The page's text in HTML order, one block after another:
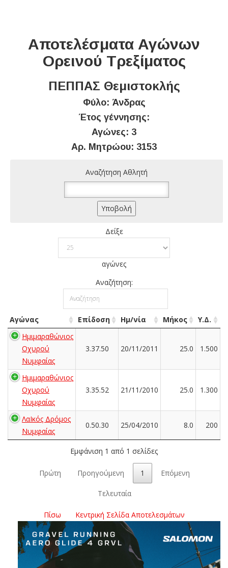
Αποτελέσματα Αγώνων
Ορεινού Τρεξίματος
ΠΕΠΠΑΣ Θεμιστοκλής
Φύλο: Άνδρας
Έτος γέννησης:
Αγώνες: 3
Αρ. Μητρώου: 3153
Αναζήτηση Αθλητή
Δείξε
αγώνες
Αναζήτηση:
Αγώνας Επίδοση Ημ/νία Μήκος
Υ.Δ.
Ημιμαραθώνιος
Οχυρού
Νυμφαίας
3.37.50 20/11/2011 25.0 1.500
Ημιμαραθώνιος
Οχυρού
Νυμφαίας
3.35.52 21/11/2010 25.0 1.300
ΛαΙκός Δρόμος
Νυμφαίας
0.50.30 25/04/2010 8.0 200
Εμφάνιση 1 από 1 σελίδες
Πρώτη Προηγούμενη 1 Επόμενη
Τελευταία
Πίσω Κεντρική Σελίδα Αποτελεσμάτων